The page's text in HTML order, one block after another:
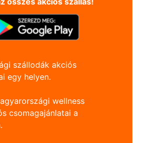
szállodák akciós
egy helyen.
wellness
csomagajánlatai a